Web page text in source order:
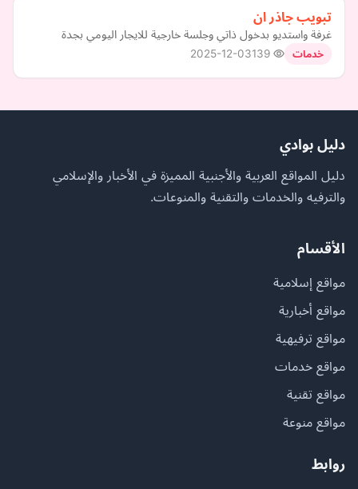
تبويب جاذر ان
غرفة واستديو بدخول ذاتي وجلسة خارجية للايجار اليومي بجدة
خدمات 2025-12-03
دليل بوادي
دليل المواقع العربية والأجنبية المميزة في الأخبار والإسلامي
والترفيه والخدمات والتقنية والمنوعات.
الأقسام
مواقع إسلامية
مواقع أخبارية
مواقع ترفيهية
مواقع خدمات
مواقع تقنية
مواقع منوعة
روابط